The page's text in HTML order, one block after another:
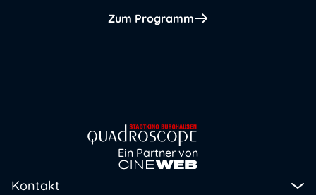
Zum Programm
Ein Partner von
Kontakt